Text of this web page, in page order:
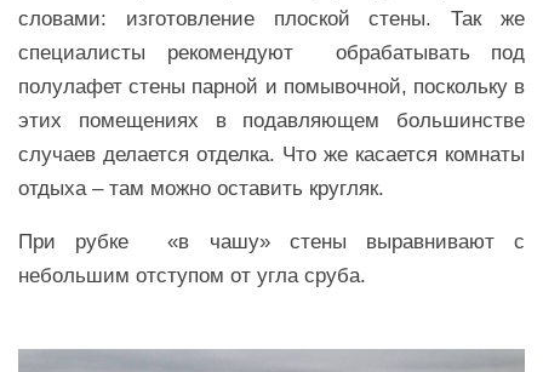
словами: изготовление плоской стены. Так же
специалисты рекомендуют обрабатывать под
полулафет стены парной и помывочной, поскольку в
этих помещениях в подавляющем большинстве
случаев делается отделка. Что же касается комнаты
отдыха – там можно оставить кругляк.
При рубке «в чашу» стены выравнивают с
небольшим отступом от угла сруба.